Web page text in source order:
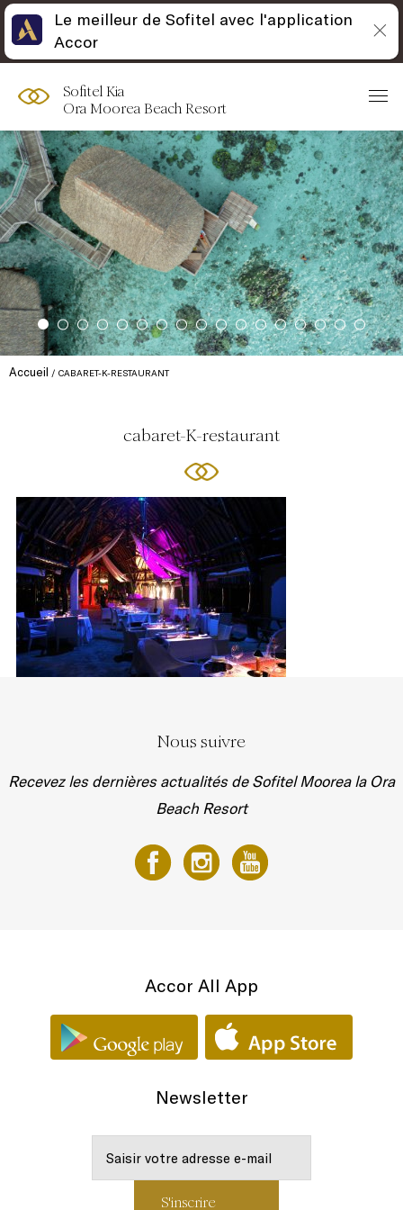
Sofitel Kia
Ora Moorea Beach Resort
Accueil CABARET-K-RESTAURANT
cabaret-K-restaurant
Nous suivre
Recevez les dernières actualités de Sofitel Moorea la Ora
Beach Resort
Accor All App
Newsletter
Le meilleur de Sofitel avec l'application
Accor